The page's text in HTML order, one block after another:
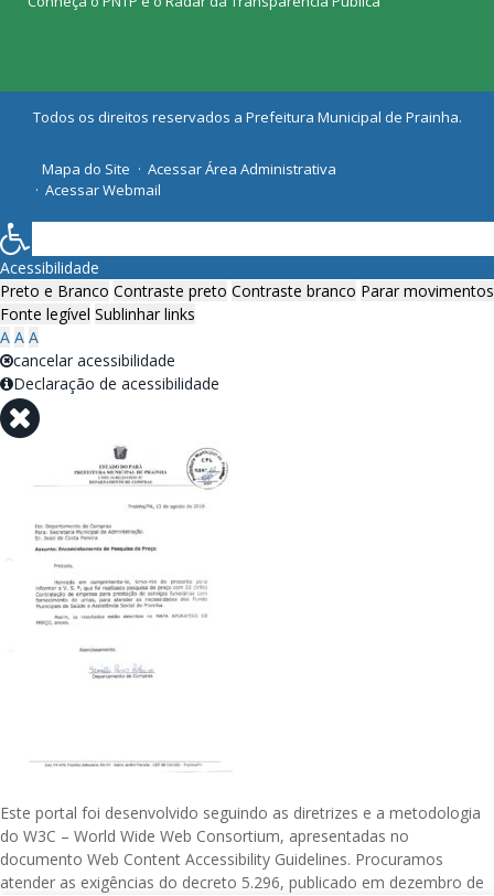
Todos os direitos reservados a Prefeitura Municipal de Prainha.
Mapa do Site
Acessar Área Administrativa
Acessar Webmail
Acessibilidade
Preto e Branco Contraste preto Contraste branco Parar movimentos
Fonte legível Sublinhar links
A A A
cancelar acessibilidade
Declaração de acessibilidade
Este portal foi desenvolvido seguindo as diretrizes e a metodologia
do W3C – World Wide Web Consortium, apresentadas no
documento Web Content Accessibility Guidelines. Procuramos
atender as exigências do decreto 5.296, publicado em dezembro de